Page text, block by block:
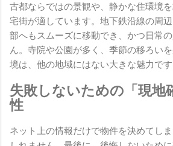
古都ならではの景観や、静かな住環境
宅街が適しています。地下鉄沿線の周
部へもスムーズに移動でき、かつ日常
ん。寺院や公園が多く、季節の移ろい
境は、他の地域にはない大きな魅力です
失敗しないための「現地
性
ネット上の情報だけで物件を決めてし